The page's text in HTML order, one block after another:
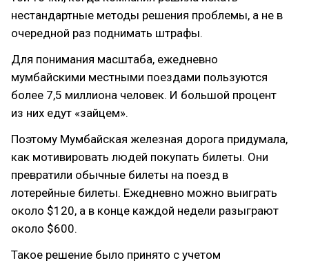
нестандартные методы решения проблемы, а не в
очередной раз поднимать штрафы.
Для понимания масштаба, ежедневно
мумбайскими местными поездами пользуются
более 7,5 миллиона человек. И большой процент
из них едут «зайцем».
Поэтому Мумбайская железная дорога придумала,
как мотивировать людей покупать билеты. Они
превратили обычные билеты на поезд в
лотерейные билеты. Ежедневно можно выиграть
около $120, а в конце каждой недели разыграют
около $600.
Такое решение было принято с учетом